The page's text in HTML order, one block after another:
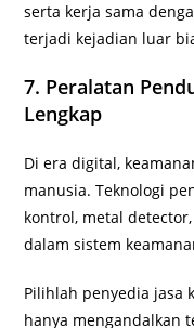
serta kerja sama
terjadi kejadian luar
7. Peralatan
Lengkap
Di era digital,
manusia. Teknologi
kontrol, metal
dalam sistem
Pilihlah penyedia jasa
hanya mengandalkan